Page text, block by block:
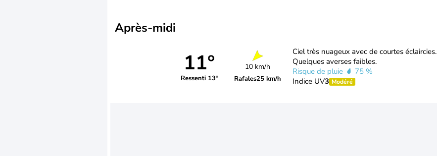
Après-midi
11°
Ressenti 13°
10 km/h
Rafales25 km/h
Ciel très nuageux avec de courtes éclaircies.
Quelques averses faibles.
Risque de pluie
75 %
Indice UV3 Modéré